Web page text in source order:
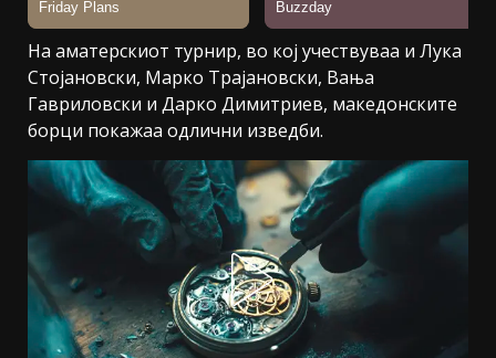
На аматерскиот турнир, во кој учествуваа и Лука
Стојановски, Марко Трајановски, Вања
Гавриловски и Дарко Димитриев, македонските
борци покажаа одлични изведби.